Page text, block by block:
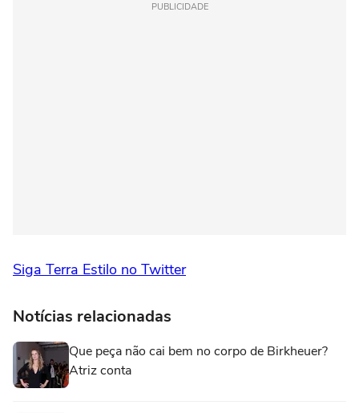
PUBLICIDADE
Siga Terra Estilo no Twitter
Notícias relacionadas
Que peça não cai bem no corpo de Birkheuer?
Atriz conta